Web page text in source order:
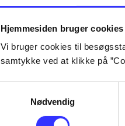
Hjemmesiden bruger cookies
Vi bruger cookies til
samtykke ved at klikke på
Nødvendig